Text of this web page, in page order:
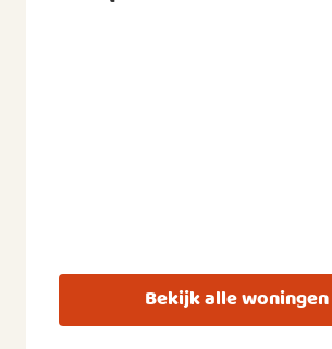
Bekijk alle woningen